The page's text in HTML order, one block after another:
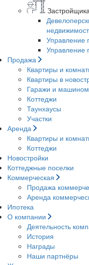
Управление
Управление
Продажа
Квартиры и
Квартиры в
Гаражи и
Коттеджи
Таунхаусы
Участки
Аренда
Квартиры и
Коттеджи
Новостройки
Коттеджные поселки
Коммерческая
Продажа
Аренда
Ипотека
О компании
Деятельность
История
Награды
Наши партнёры